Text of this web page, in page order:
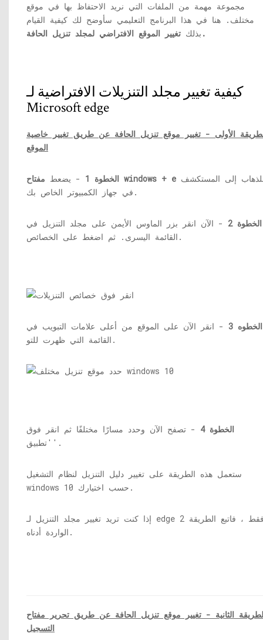
مجموعة مهمة من الملفات التي نريد الاحتفاظ بها في موقع
مختلف. هنا في هذا البرنامج التعليمي سأوضح لك كيفية القيام
بذلك تغيير الموقع الافتراضي لمجلد تنزيل الحافة.
كيفية تغيير مجلد التنزيلات الافتراضية لـ
Microsoft edge
الأولى - تغيير موقع تنزيل الحافة عن طريق تغيير خاصية
الموقع
الخطوة 1 - يضعط مفتاح windows + e
في جهاز الكمبيوتر الخاص بك.
الخطوة 2
- الآن انقر بزر الماوس الأيمن على مجلد التنزيل في
القائمة اليسرى. ثم اضغط على الخصائص.
الخطوه 3
- انقر الآن على الموقع من أعلى علامات التبويب في
القائمة التي ظهرت للتو.
الخطوة 4
- تصفح الآن وحدد مسارًا مختلفًا ثم انقر فوق
'تطبيق'.
ستعمل هذه الطريقة على تغيير دليل التنزيل لنظام التشغيل
windows 10 حسب اختيارك.
إذا كنت تريد تغيير مجلد التنزيل لـ edge فقط ، فاتبع الطريقة 2
الواردة أدناه.
الثانية - تغيير موقع تنزيل الحافة عن طريق تحرير مفتاح
التسجيل